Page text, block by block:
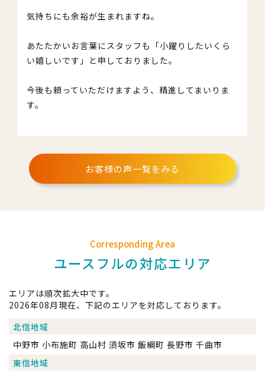
気持ちにも余裕が生まれますね。
あたたかいお言葉にスタッフも「小躍りしたいくら
い嬉しいです」と申しておりました。
今後も頼っていただけますよう、精進してまいりま
す。
お客様の声一覧をみる
Corresponding Area
ユースフルの対応エリア
エリアは順次拡大中です。
2026年08月現在、下記のエリアを対応しております。
北信地域
中野市 小布施町 高山村 須坂市 飯綱町 長野市 千曲市
東信地域